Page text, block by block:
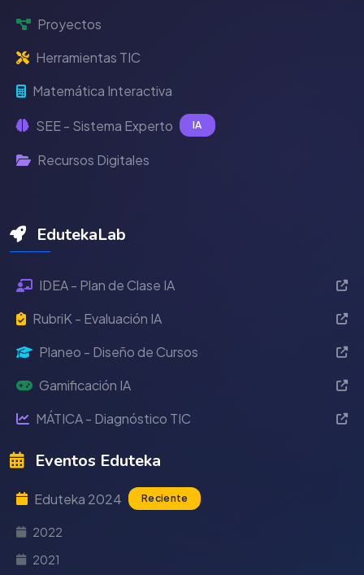
Proyectos
Herramientas TIC
Matemática Interactiva
SEE - Sistema Experto IA
Recursos Digitales
EdutekaLab
IDEA - Plan de Clase IA
RubriK - Evaluación IA
Planeo - Diseño de Cursos
Gamificación IA
MÁTICA - Diagnóstico TIC
Eventos Eduteka
Eduteka 2024 Reciente
2022
2021